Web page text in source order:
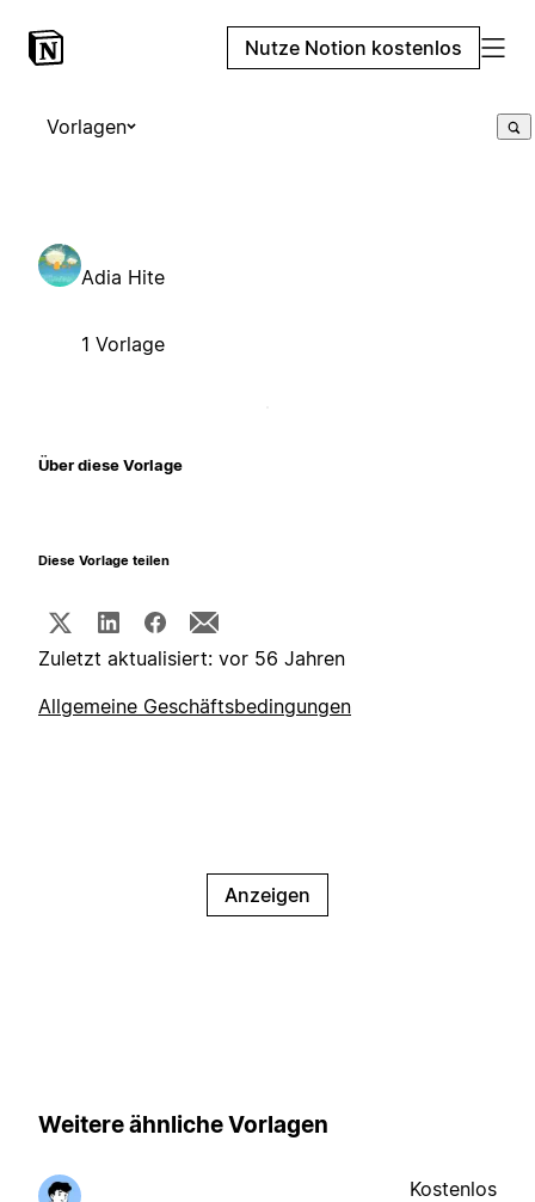
Nutze Notion kostenlos
Vorlagen
Adia Hite
1 Vorlage
Über diese Vorlage
Diese Vorlage teilen
Zuletzt aktualisiert: vor 56 Jahren
Allgemeine Geschäftsbedingungen
Anzeigen
Weitere ähnliche Vorlagen
Kostenlos